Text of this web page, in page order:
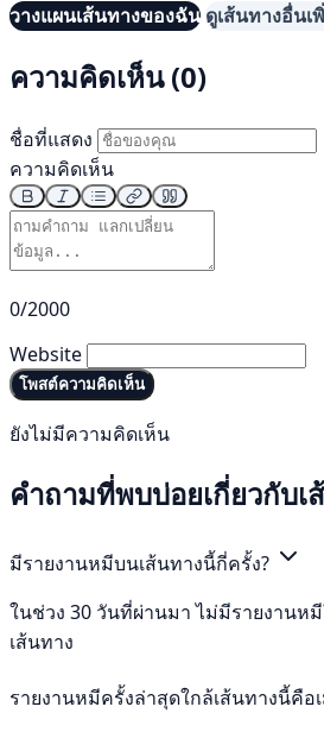
วางแผนเส้นทางของฉัน ดูเส้นทางอื่นเ
ความคิดเห็น (0)
ชื่อที่แสดง
ความคิดเห็น
0/2000
Website
โพสต์ความคิดเห็น
ยังไม่มีความคิดเห็น
คำถามที่พบบ่อยเกี่ยวกับเ
มีรายงานหมีบนเส้นทางนี้กี่ครั้ง?
ในช่วง 30 วันที่ผ่านมา ไม่มีรายงานห
เส้นทาง
รายงานหมีครั้งล่าสุดใกล้เส้นทางนี้คือ